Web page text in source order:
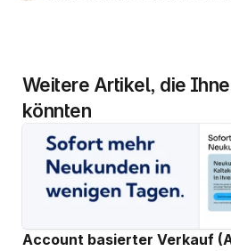
Weitere Artikel, die
könnten
Account basierter Verkauf